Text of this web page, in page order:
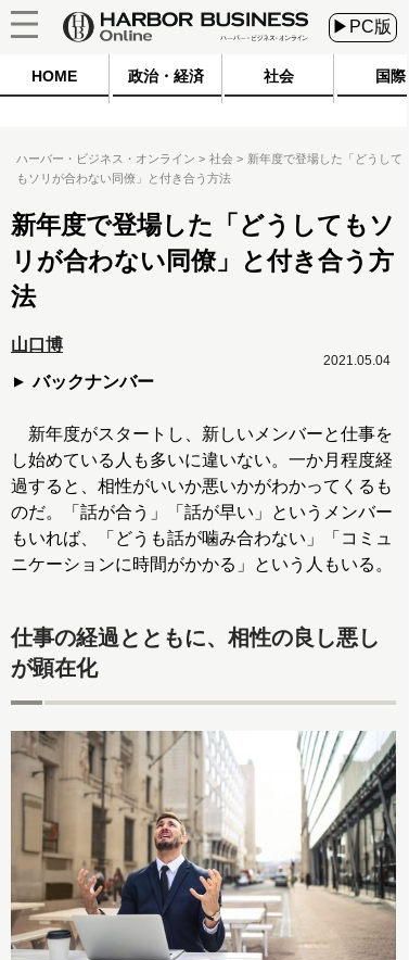
▶PC版
HOME 政治・経済 社会 国際
ハーバー・ビジネス・オンライン 社会
新年度で登場した「どうして
もソリが合わない同僚」と付き合う方法
新年度で登場した「どうしてもソ
リが合わない同僚」と付き合う方
法
山口博
バックナンバー
2021.05.04
新年度がスタートし、新しいメンバーと仕事を
し始めている人も多いに違いない。一か月程度経
過すると、相性がいいか悪いかがわかってくるも
のだ。「話が合う」「話が早い」というメンバー
もいれば、「どうも話が噛み合わない」「コミュ
ニケーションに時間がかかる」という人もいる。
仕事の経過とともに、相性の良し悪し
が顕在化